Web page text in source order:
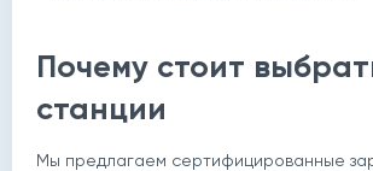
Почему стоит
станции
Мы предлагаем сертифицированные